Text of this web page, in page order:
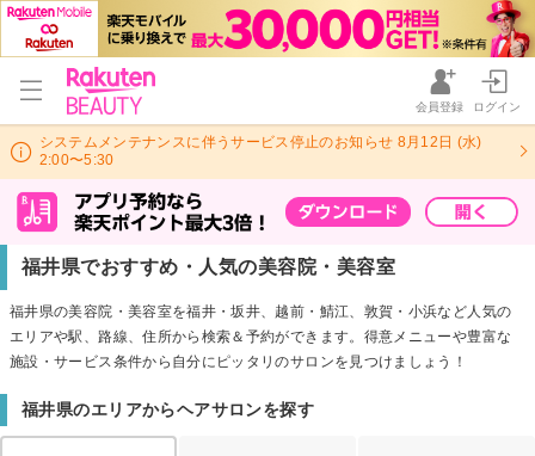
会員登録 ログイン
システムメンテナンスに伴うサービス停止のお知らせ 8月12日 (水)
2:00〜5:30
福井県でおすすめ・人気の美容院・美容室
福井県の美容院・美容室を福井・坂井、越前・鯖江、敦賀・小浜など人気の
エリアや駅、路線、住所から検索＆予約ができます。得意メニューや豊富な
施設・サービス条件から自分にピッタリのサロンを見つけましょう！
福井県のエリアからヘアサロンを探す